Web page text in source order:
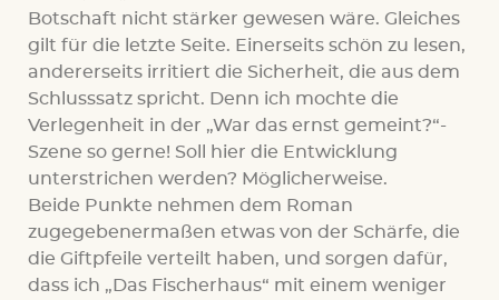
Botschaft nicht stärker gewesen wäre. Gleiches
gilt für die letzte Seite. Einerseits schön zu lesen,
andererseits irritiert die Sicherheit, die aus dem
Schlusssatz spricht. Denn ich mochte die
Verlegenheit in der „War das ernst gemeint?“-
Szene so gerne! Soll hier die Entwicklung
unterstrichen werden? Möglicherweise.
Beide Punkte nehmen dem Roman
zugegebenermaßen etwas von der Schärfe, die
die Giftpfeile verteilt haben, und sorgen dafür,
dass ich „Das Fischerhaus“ mit einem weniger